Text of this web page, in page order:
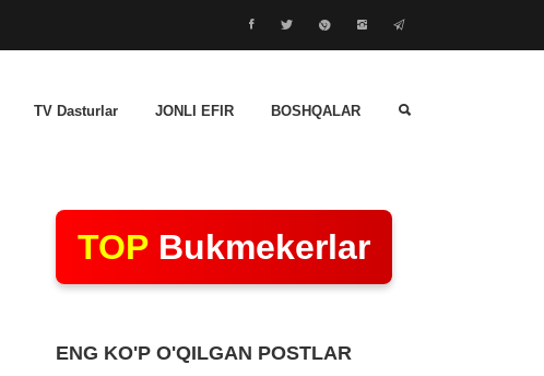
TV Dasturlar JONLI EFIR BOSHQALAR
TOP Bukmekerlar
ENG KO'P O'QILGAN POSTLAR